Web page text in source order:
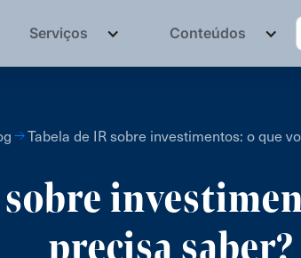
Serviços Conteúdos
Tabela de IR sobre investimentos: o que